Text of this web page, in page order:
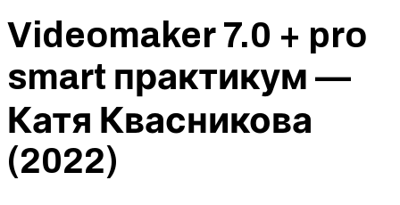
Videomaker 7.0 + pro
smart практикум —
Катя Квасникова
(2022)